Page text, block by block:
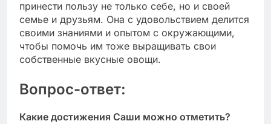
принести пользу не только себе, но и своей
семье и друзьям. Она с удовольствием делится
своими знаниями и опытом с окружающими,
чтобы помочь им тоже выращивать свои
собственные вкусные овощи.
Вопрос-ответ:
Какие достижения Саши можно отметить?